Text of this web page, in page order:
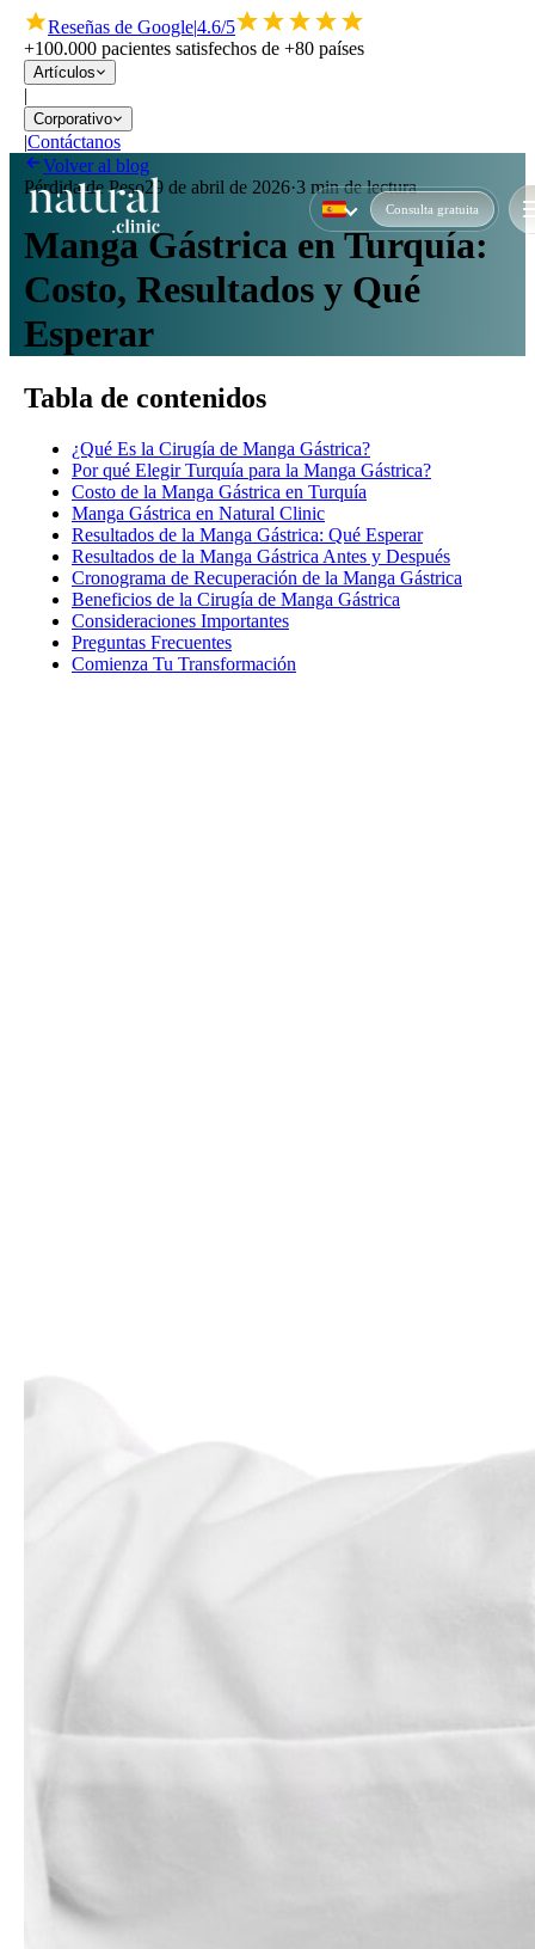
Reseñas de Google|4.6/5
+100.000 pacientes satisfechos de +80 países
Artículos
|
Corporativo
|Contáctanos
Consulta gratuita
Volver al blog
Pérdida de Peso29 de abril de 2026·3 min de lectura
Manga Gástrica en Turquía:
Costo, Resultados y Qué
Esperar
Tabla de contenidos
¿Qué Es la Cirugía de Manga Gástrica?
Por qué Elegir Turquía para la Manga Gástrica?
Costo de la Manga Gástrica en Turquía
Manga Gástrica en Natural Clinic
Resultados de la Manga Gástrica: Qué Esperar
Resultados de la Manga Gástrica Antes y Después
Cronograma de Recuperación de la Manga Gástrica
Beneficios de la Cirugía de Manga Gástrica
Consideraciones Importantes
Preguntas Frecuentes
Comienza Tu Transformación